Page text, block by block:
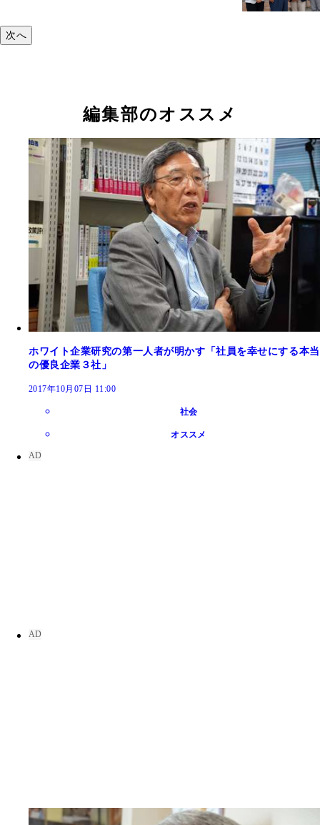
次へ
編集部のオススメ
ホワイト企業研究の第一人者が明かす「社員を幸せにする本当
の優良企業３社」
2017年10月07日 11:00
社会
オススメ